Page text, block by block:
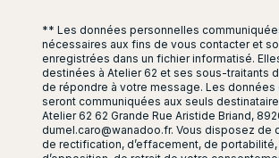
** Les données personnelles
nécessaires aux fins de vous contacter et
enregistrées dans un fichier informatisé.
destinées à Atelier 62 et ses sous-traitants
de répondre à votre message. Les
seront communiquées aux seuls
Atelier 62 62 Grande Rue Aristide Briand,
dumel.caro@wanadoo.fr. Vous disposez de
de rectification, d’effacement, de